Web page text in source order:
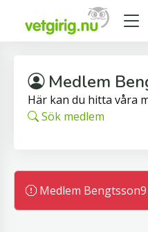
Medlem
Här kan du hitta våra
Sök medlem
Medlem